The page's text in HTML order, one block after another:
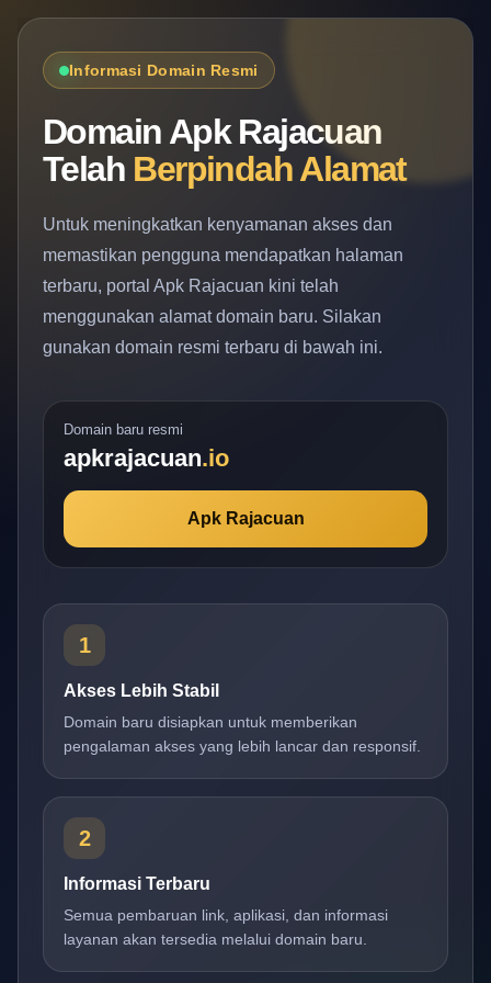
Informasi Domain Resmi
Domain Apk Rajacuan
Telah Berpindah Alamat
Untuk meningkatkan kenyamanan akses dan
memastikan pengguna mendapatkan halaman
terbaru, portal Apk Rajacuan kini telah
menggunakan alamat domain baru. Silakan
gunakan domain resmi terbaru di bawah ini.
Domain baru resmi
apkrajacuan.io
Apk Rajacuan
1
Akses Lebih Stabil
Domain baru disiapkan untuk memberikan
pengalaman akses yang lebih lancar dan responsif.
2
Informasi Terbaru
Semua pembaruan link, aplikasi, dan informasi
layanan akan tersedia melalui domain baru.